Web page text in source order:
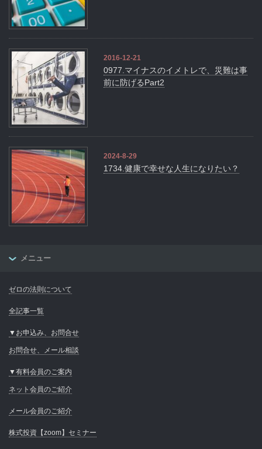
2016-12-21
0977.マイナスのイメトレで、災難は事
前に防げるPart2
2024-8-29
1734.健康で幸せな人生になりたい？
メニュー
ゼロの法則について
全記事一覧
▼お申込み、お問合せ
お問合せ、メール相談
▼有料会員のご案内
ネット会員のご紹介
メール会員のご紹介
株式投資【zoom】セミナー